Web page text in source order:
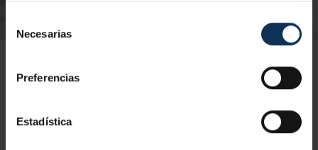
Necesarias
Preferencias
Estadística